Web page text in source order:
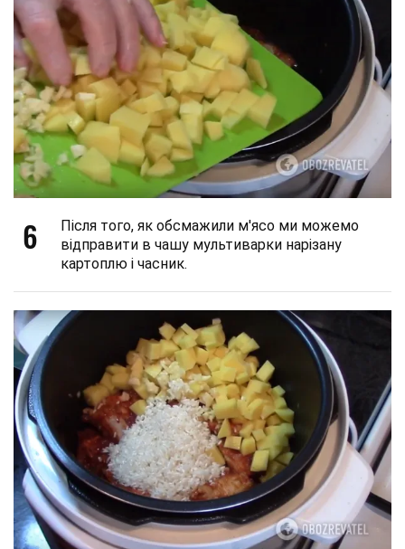
6
Після того, як обсмажили м'ясо ми можемо
відправити в чашу мультиварки нарізану
картоплю і часник.